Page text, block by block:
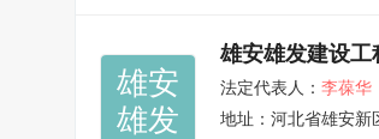
雄安
雄发
雄安雄发建设工
法定代表人： 李葆华
地址： 河北省雄安新